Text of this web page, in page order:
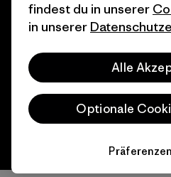
© 2026 Patagonia, Inc. All Rights
Deutsch
findest du in unserer
in unserer
Alle
Optionale